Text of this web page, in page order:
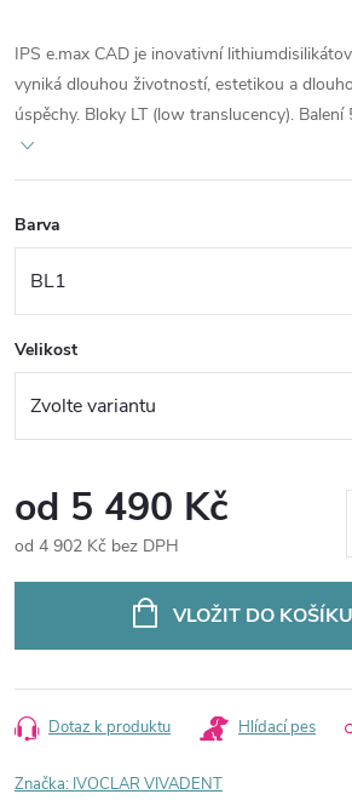
IPS e.max CAD je inovativní
vyniká dlouhou životností, estetikou a
úspěchy. Bloky LT (low translucency). Balení
Barva
Velikost
od 5 490 Kč
od 4 902 Kč bez DPH
VLOŽIT DO KOŠÍKU
Dotaz k produktu Hlídací pes
Značka: IVOCLAR VIVADENT